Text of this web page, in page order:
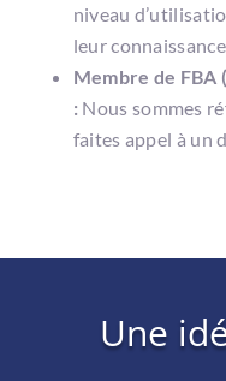
niveau
leur
Membre de FBA
: Nous sommes
faites appel à un
Une